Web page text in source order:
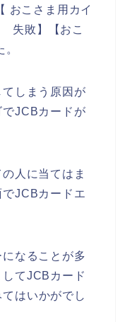
おこさま用カイ
失敗】【おこ
しまう原因が
JCBカードが
人に当てはま
JCBカードエ
なることが多
てJCBカード
はいかがでし